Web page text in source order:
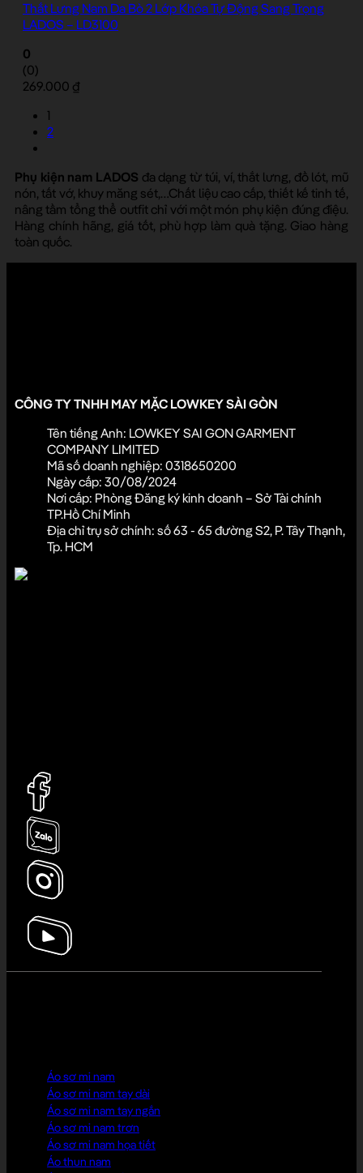
Thắt Lưng Nam Da Bò 2 Lớp Khóa Tự Động Sang Trọng
LADOS – LD3100
0
(0)
269.000 ₫
1
2
Phụ kiện nam LADOS đa dạng từ túi, ví, thắt lưng, đồ lót, mũ
nón, tất vớ, khuy măng sét,…Chất liệu cao cấp, thiết kế tinh tế,
nâng tầm tổng thể outfit chỉ với một món phụ kiện đúng điệu.
Hàng chính hãng, giá tốt, phù hợp làm quà tặng. Giao hàng
toàn quốc.
CÔNG TY TNHH MAY MẶC LOWKEY SÀI GÒN
Tên tiếng Anh: LOWKEY SAI GON GARMENT
COMPANY LIMITED
Mã số doanh nghiệp: 0318650200
Ngày cấp: 30/08/2024
Nơi cấp: Phòng Đăng ký kinh doanh – Sở Tài chính
TP.Hồ Chí Minh
Địa chỉ trụ sở chính: số 63 - 65 đường S2, P. Tây Thạnh,
Tp. HCM
Áo sơ mi nam
Áo sơ mi nam tay dài
Áo sơ mi nam tay ngắn
Áo sơ mi nam trơn
Áo sơ mi nam họa tiết
Áo thun nam